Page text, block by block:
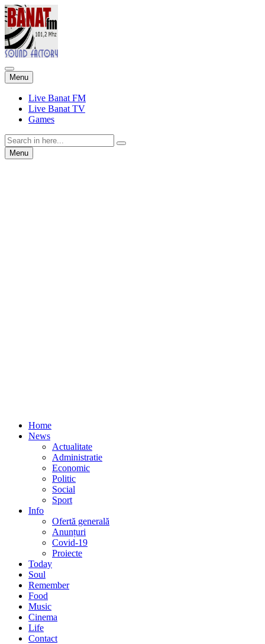
Menu Skip
to
content
Live Banat FM
Live Banat TV
Games
Search
for:Menu Skip
to
Home
News
Actualitate
Administratie
Economic
Politic
Social
Sport
Info
Ofertă generală
Anunțuri
Covid-19
Proiecte
Today
Soul
Remember
Food
Music
Cinema
Life
Contact